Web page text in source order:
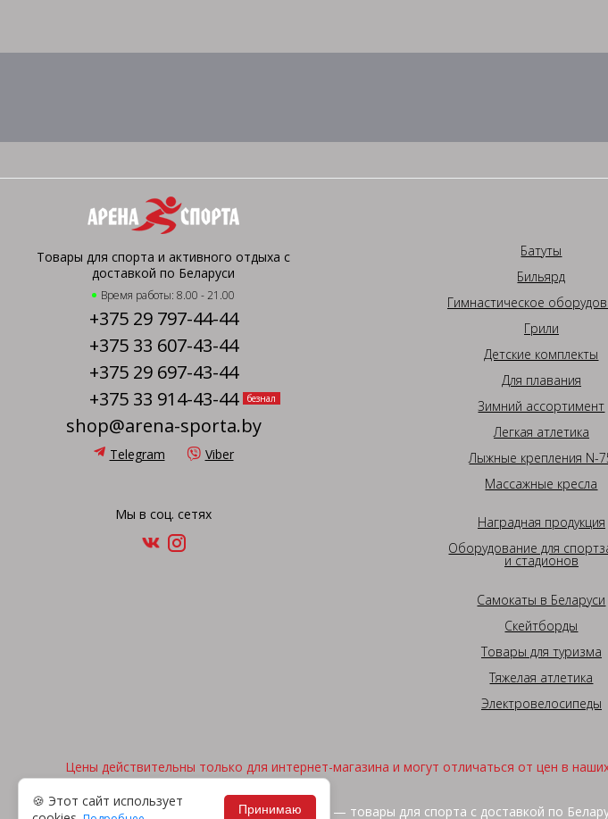
Товары для спорта и активного отдыха с
доставкой по Беларуси
Время работы: 8.00 - 21.00
+375 29 797-44-44
+375 33 607-43-44
+375 29 697-43-44
+375 33 914-43-44
безнал
shop@arena-sporta.by
Telegram Viber
Мы в соц. сетях
Батуты
Бильярд
Гимнастическое
Грили
Детские комплекты
Для плавания
Зимний ассортимент
Легкая атлетика
Лыжные крепления N-
Массажные кресла
Наградная продукция
Оборудование для
и стадионов
Самокаты в Беларуси
Скейтборды
Товары для туризма
Тяжелая атлетика
Электровелосипеды
Цены действительны только для интернет-магазина и могут отличаться от цен в
2026, © "Арена спорта" — товары для спорта с доставкой по
🍪 Этот сайт использует
Принимаю